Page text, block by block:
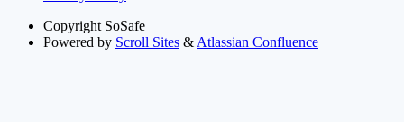
Copyright SoSafe
Powered by Scroll Sites & Atlassian Confluence